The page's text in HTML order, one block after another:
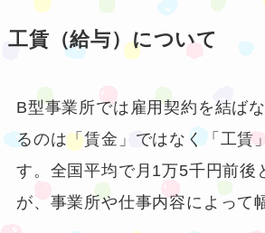
工賃（給与）について
B型事業所では雇用契約を結ば
るのは「賃金」ではなく「工賃
す。全国平均で月1万5千円前後
が、事業所や仕事内容によって